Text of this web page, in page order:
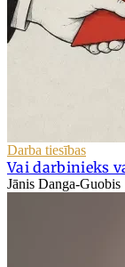
Darba tiesības
Vai darbinieks
Jānis Danga-Guobis